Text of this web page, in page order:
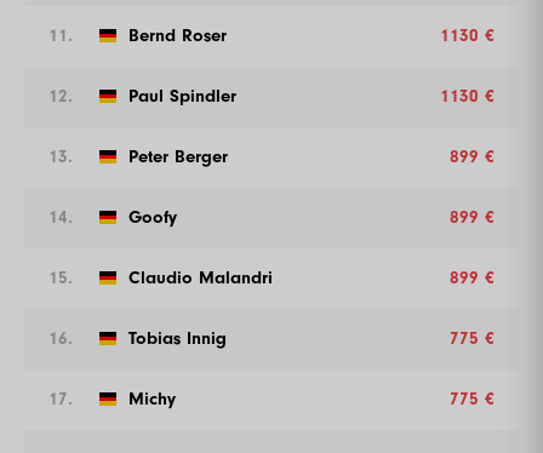
11. Bernd Roser 1130 €
12. Paul Spindler 1130 €
13. Peter Berger 899 €
14. Goofy 899 €
15. Claudio Malandri 899 €
16. Tobias Innig 775 €
17. Michy 775 €